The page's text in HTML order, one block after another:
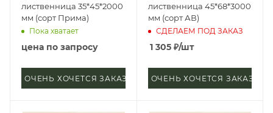
лиственница 35*45*2000
мм (сорт Прима)
Пока хватает
цена по запросу
ОЧЕНЬ ХОЧЕТСЯ ЗАКАЗАТЬ
лиственница 45*68*3000
мм (сорт АВ)
СДЕЛАЕМ ПОД ЗАКАЗ
1 305₽/шт
ОЧЕНЬ ХОЧЕТСЯ ЗАКАЗАТЬ